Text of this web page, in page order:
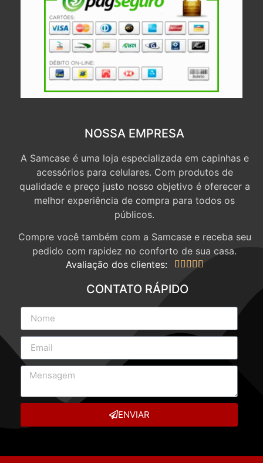
NOSSA EMPRESA
A Samcase é uma loja especializada em capinhas e
acessórios para celulares. Com produtos de
qualidade e preço justo nosso objetivo é oferecer a
melhor experiência de compra para todos os
públicos.
Compre você também com a Samcase e receba seu
pedido com rapidez no conforto de sua casa.
Avaliação dos clientes:
    
CONTATO RÁPIDO
ENVIAR